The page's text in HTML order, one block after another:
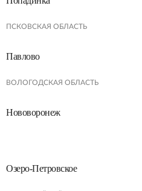
ПСКОВСКАЯ ОБЛАСТЬ
Павлово
ВОЛОГОДСКАЯ ОБЛАСТЬ
Нововоронеж
Озеро-Петровское